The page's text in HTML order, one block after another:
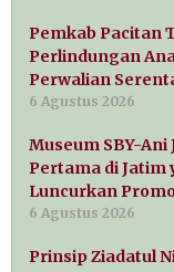
Pemkab Pacitan
Perlindungan
Perwalian
6 Agustus 2026
Museum SBY-Ani
Pertama di Jatim
Luncurkan
6 Agustus 2026
Prinsip Ziadatul